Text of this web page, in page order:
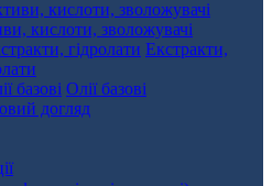
кислоти, зволожувачі
Екстракти,
Олії базові